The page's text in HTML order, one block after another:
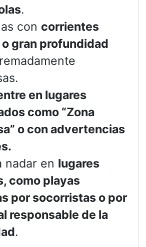
.
con corrientes
gran profundidad
en lugares
como “Zona
o con advertencias
nadar en lugares
como playas
por socorristas o por
responsable de la
.